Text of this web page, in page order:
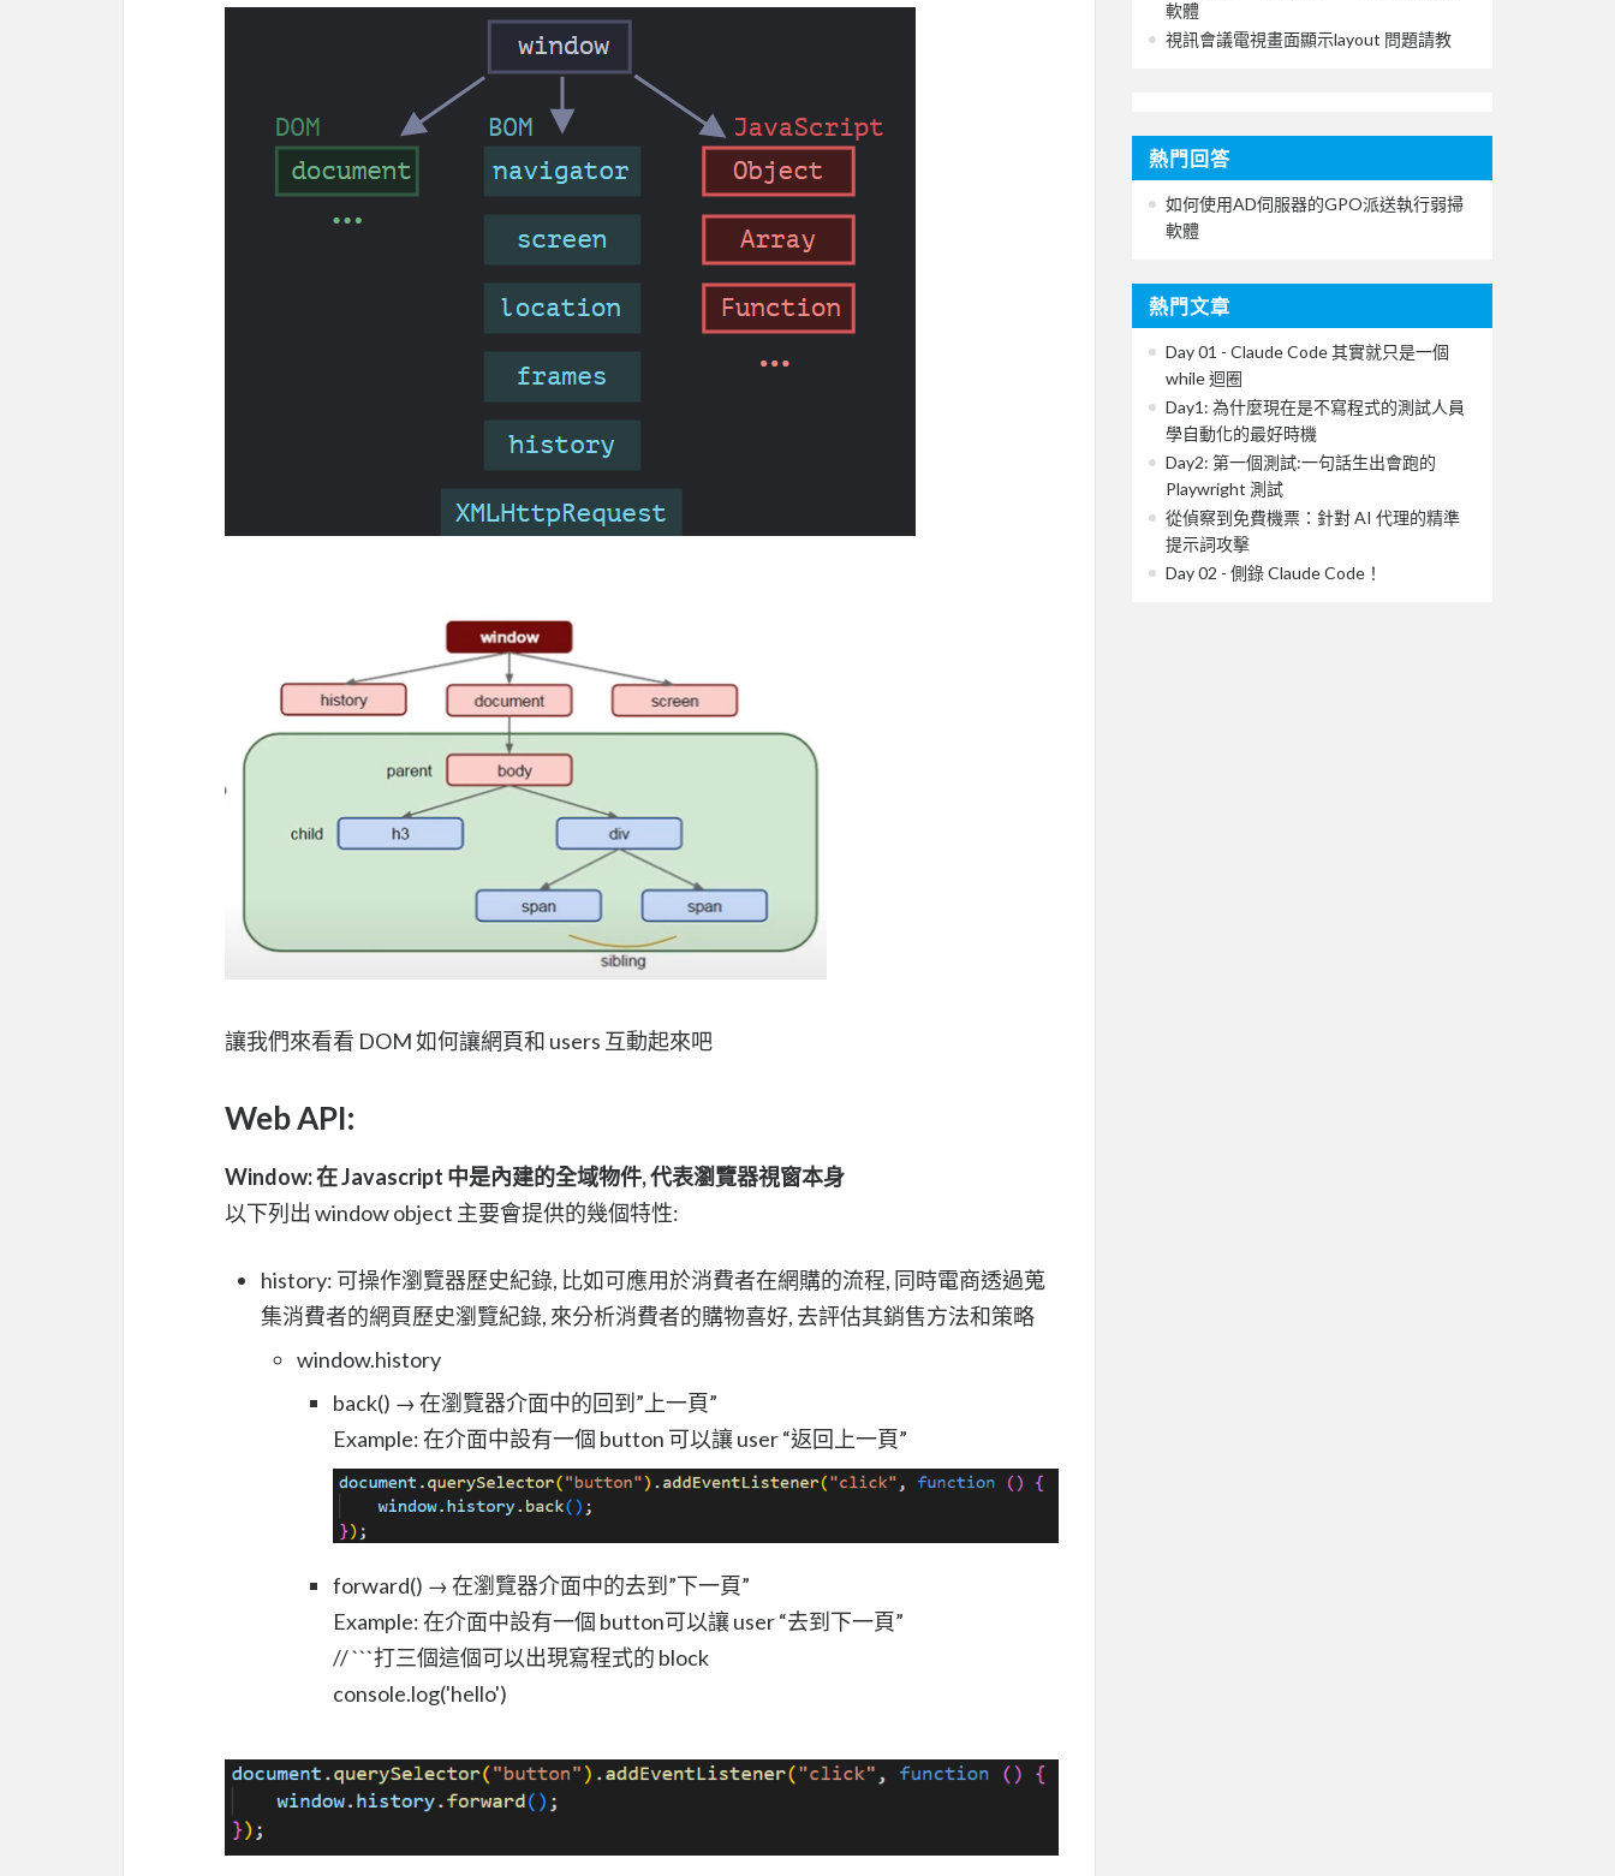
讓我們來看看 DOM 如何讓網頁和 users 互動起來吧
Web API:
Window: 在 Javascript 中是內建的全域物件, 代表瀏覽器視窗本身
以下列出 window object 主要會提供的幾個特性:
history: 可操作瀏覽器歷史紀錄, 比如可應用於消費者在網購的流程, 同時電商透過蒐
集消費者的網頁歷史瀏覽紀錄, 來分析消費者的購物喜好, 去評估其銷售方法和策略
window.history
back() → 在瀏覽器介面中的回到”上一頁”
Example: 在介面中設有一個 button 可以讓 user “返回上一頁”
forward() → 在瀏覽器介面中的去到”下一頁”
Example: 在介面中設有一個 button可以讓 user “去到下一頁”
// ```打三個這個可以出現寫程式的 block
console.log('hello')
軟體
視訊會議電視畫面顯示layout 問題請教
熱門回答
如何使用AD伺服器的GPO派送執行弱掃
軟體
熱門文章
Day 01 - Claude Code 其實就只是一個
while 迴圈
Day1: 為什麼現在是不寫程式的測試人員
學自動化的最好時機
Day2: 第一個測試:一句話生出會跑的
Playwright 測試
從偵察到免費機票：針對 AI 代理的精準
提示詞攻擊
Day 02 - 側錄 Claude Code！